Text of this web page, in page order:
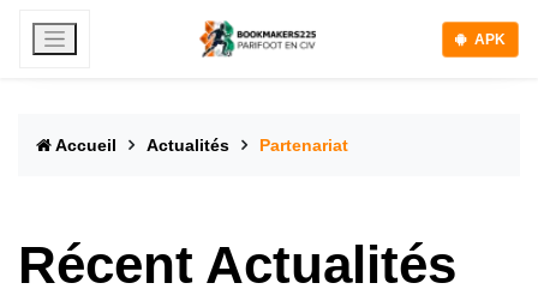
APK
Accueil Actualités Partenariat
Récent Actualités